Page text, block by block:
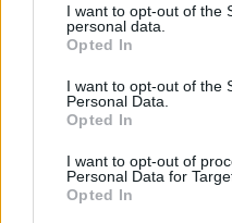
not limited to your visit or
grant or deny consent to
use your data for below
consent section.
I want to opt-out of the
personal data.
Opted In
I want to opt-out of the
Personal Data.
Opted In
I want to opt-out of
Personal Data for
Opted In
Z polszczyzną na żniwach
czy
Kłopoty z
Ciekawostki
balwierz— O balwierza